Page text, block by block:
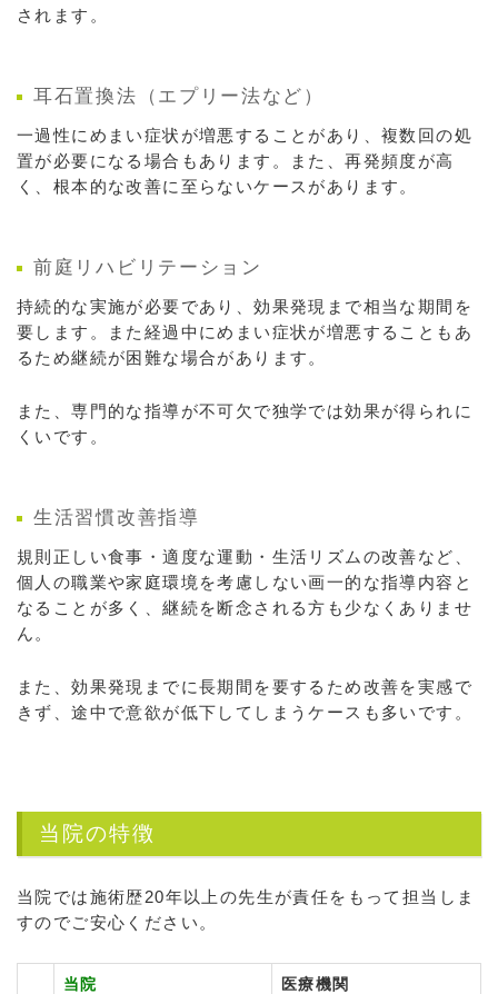
されます。
耳石置換法（エプリー法など）
一過性にめまい症状が増悪することがあり、複数回の処
置が必要になる場合もあります。また、再発頻度が高
く、根本的な改善に至らないケースがあります。
前庭リハビリテーション
持続的な実施が必要であり、効果発現まで相当な期間を
要します。また経過中にめまい症状が増悪することもあ
るため継続が困難な場合があります。
また、専門的な指導が不可欠で独学では効果が得られに
くいです。
生活習慣改善指導
規則正しい食事・適度な運動・生活リズムの改善など、
個人の職業や家庭環境を考慮しない画一的な指導内容と
なることが多く、継続を断念される方も少なくありませ
ん。
また、効果発現までに長期間を要するため改善を実感で
きず、途中で意欲が低下してしまうケースも多いです。
当院の特徴
当院では施術歴20年以上の先生が責任をもって担当しま
すのでご安心ください。
当院 医療機関